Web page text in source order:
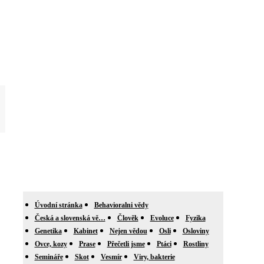
Úvodní stránka
Behavioralni vědy
Česká a slovenská vě…
Člověk Evoluce
Fyzika
Genetika
Kabinet Nejen vědou Osli
Osloviny
Ovce, kozy
Prase Přečetli jsme Ptáci
Rostliny
Semináře
Skot Vesmír
Viry, bakterie